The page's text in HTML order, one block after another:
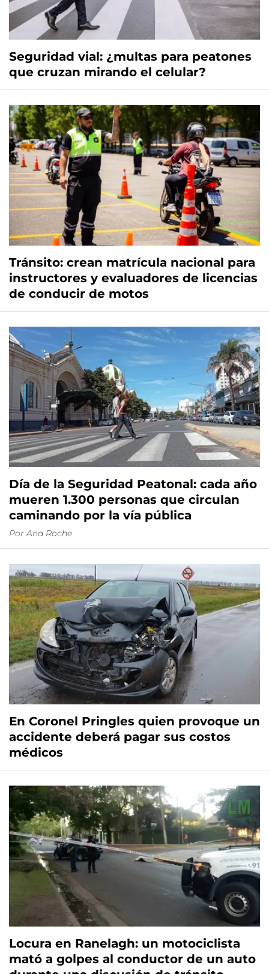
Seguridad vial: ¿multas para peatones
que cruzan mirando el celular?
Tránsito: crean matrícula nacional para
instructores y evaluadores de licencias
de conducir de motos
Día de la Seguridad Peatonal: cada año
mueren 1.300 personas que circulan
caminando por la vía pública
Por Ana Roche
En Coronel Pringles quien provoque un
accidente deberá pagar sus costos
médicos
Locura en Ranelagh: un motociclista
mató a golpes al conductor de un auto